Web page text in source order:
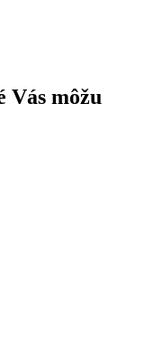
Vás môžu